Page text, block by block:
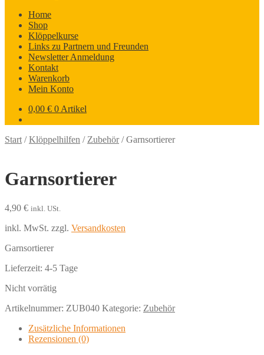
Home
Shop
Klöppelkurse
Links zu Partnern und Freunden
Newsletter Anmeldung
Kontakt
Warenkorb
Mein Konto
0,00 € 0 Artikel
Start /Klöppelhilfen / Zubehör/Garnsortierer
Garnsortierer
4,90 € inkl. USt.
inkl. MwSt. zzgl. Versandkosten
Garnsortierer
Lieferzeit: 4-5 Tage
Nicht vorrätig
Artikelnummer: ZUB040 Kategorie: Zubehör
Zusätzliche Informationen
Rezensionen (0)